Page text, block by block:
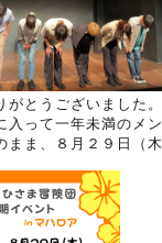
がとうございました。
入って一年未満のメ
まま、８月２９日（